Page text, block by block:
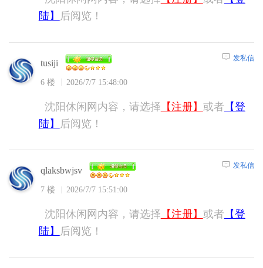
陆】
后阅览！
tusiji
6 楼 2026/7/7 15:48:00
发私信
沈阳休闲网内容，请选择 【注册】 或者 【登
陆】
后阅览！
qlaksbwjsv
7 楼 2026/7/7 15:51:00
发私信
沈阳休闲网内容，请选择 【注册】 或者 【登
陆】
后阅览！